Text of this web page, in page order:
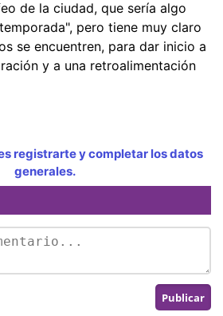
de la ciudad, que sería algo
pero tiene muy claro
se encuentren, para dar inicio a
y a una retroalimentación
registrarte y completar los datos
generales.